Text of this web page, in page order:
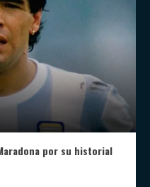
por su historial